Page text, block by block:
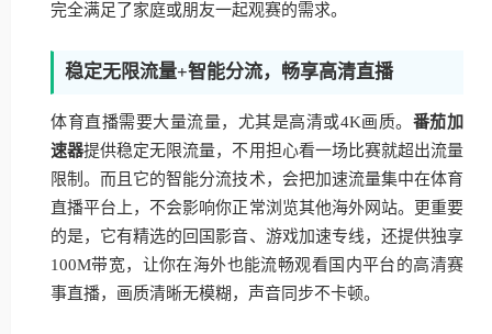
完全满足了家庭或朋友一起观赛的需求。
稳定无限流量+智能分流，畅享高清直播
体育直播需要大量流量，尤其是高清或4K画质。 番茄加
速器提供稳定无限流量，不用担心看一场比赛就超出流量
限制。而且它的智能分流技术，会把加速流量集中在体育
直播平台上，不会影响你正常浏览其他海外网站。更重要
的是，它有精选的回国影音、游戏加速专线，还提供独享
100M带宽，让你在海外也能流畅观看国内平台的高清赛
事直播，画质清晰无模糊，声音同步不卡顿。